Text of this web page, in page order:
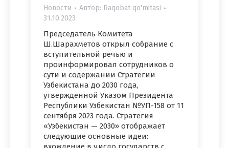
Новости Автор: Raqobat qo'mitasi
31.10.2023
Председатель Комитета
Ш.Шарахметов открыл собрание с
вступительной речью и
проинформировал сотрудников о
сути и содержании Стратегии
Узбекистана до 2030 года,
утвержденной Указом Президента
Республики Узбекистан №УП-158 от 11
сентября 2023 года. Стратегия
«Узбекистан — 2030» отображает
следующие основные идеи: